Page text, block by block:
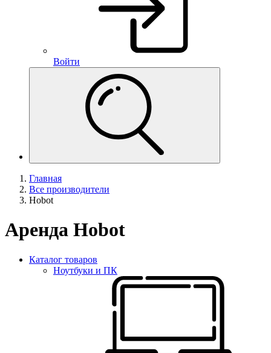
Войти
Главная
Все производители
Hobot
Аренда Hobot
Каталог товаров
Ноутбуки и ПК